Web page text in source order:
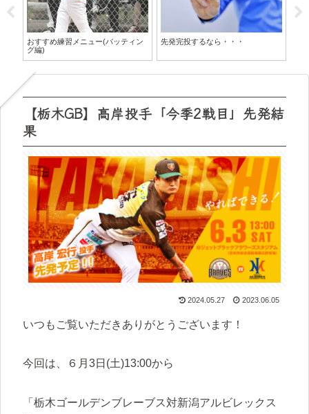
おすすめ練習メニュー(バッティン
グ編)
先発完投するなら・・・
【栃木GB】高岸投手「今季2戦目」先発結
果
2024.05.27 2023.06.05
いつもご覧いただきありがとうございます！
今回は、６月3日(土)13:00から
「栃木ゴールデンブレーブス対新潟アルビレックス